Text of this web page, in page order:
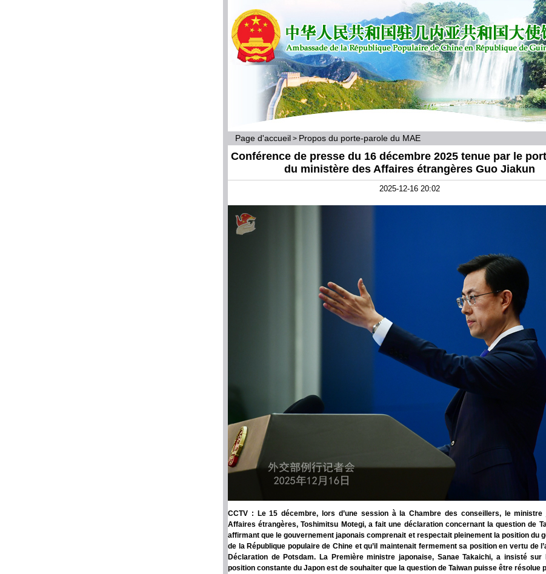
Page d'accueil > Propos du porte-parole du MAE
Conférence de presse du 16 décembre 2025 tenue par le
du ministère des Affaires étrangères Guo Jiakun
2025-12-16 20:02
CCTV : Le 15 décembre, lors d’une session à la Chambre des conseillers, le ministre
Affaires étrangères, Toshimitsu Motegi, a fait une déclaration concernant la question de
affirmant que le gouvernement japonais comprenait et respectait pleinement la position du
de la République populaire de Chine et qu’il maintenait fermement sa position en vertu de
Déclaration de Potsdam. La Première ministre japonaise, Sanae Takaichi, a insisté
position constante du Japon est de souhaiter que la question de Taiwan puisse être résolue